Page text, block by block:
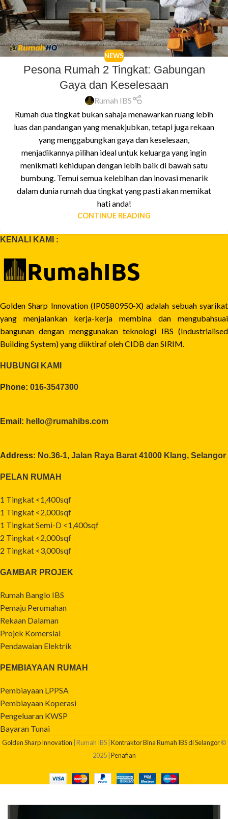
NEWS
Pesona Rumah 2 Tingkat: Gabungan
Gaya dan Keselesaan
Rumah IBS
Rumah dua tingkat bukan sahaja menawarkan ruang lebih
luas dan pandangan yang menakjubkan, tetapi juga rekaan
yang menggabungkan gaya dan keselesaan,
menjadikannya pilihan ideal untuk keluarga yang ingin
menikmati kehidupan dengan lebih baik di bawah satu
bumbung. Temui semua kelebihan dan inovasi menarik
dalam dunia rumah dua tingkat yang pasti akan memikat
hati anda!
CONTINUE READING
KENALI KAMI :
Golden Sharp Innovation (IP0580950-X) adalah sebuah syarikat
yang menjalankan kerja-kerja membina dan mengubahsuai
bangunan dengan menggunakan teknologi IBS (Industrialised
Building System) yang diiktiraf oleh CIDB dan SIRIM.
HUBUNGI KAMI
Phone: 016-3547300
Email: hello@rumahibs.com
Address: No.36-1, Jalan Raya Barat 41000 Klang, Selangor
PELAN RUMAH
1 Tingkat <1,400sqf
1 Tingkat <2,000sqf
1 Tingkat Semi-D <1,400sqf
2 Tingkat <2,000sqf
2 Tingkat <3,000sqf
GAMBAR PROJEK
Rumah Banglo IBS
Pemaju Perumahan
Rekaan Dalaman
Projek Komersial
Pendawaian Elektrik
PEMBIAYAAN RUMAH
Pembiayaan LPPSA
Pembiayaan Koperasi
Pengeluaran KWSP
Bayaran Tunai
Golden Sharp Innovation | Rumah IBS | Kontraktor Bina Rumah IBS di Selangor©
2025 | Penafian